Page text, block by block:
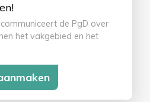
de PgD over
het vakgebied en het